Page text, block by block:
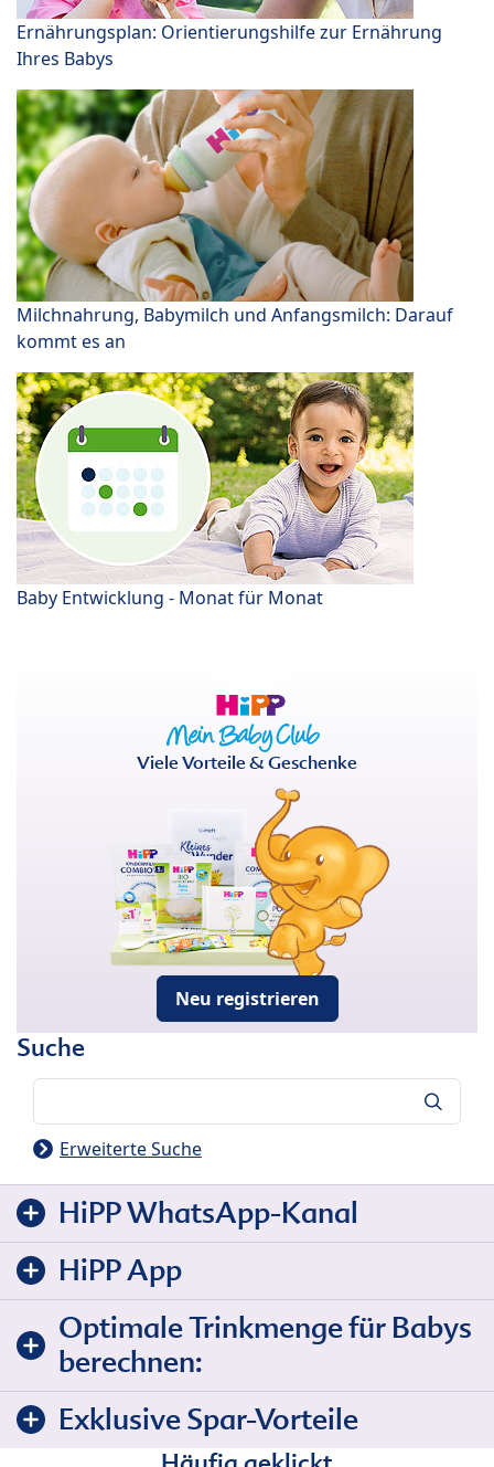
Ernährungsplan: Orientierungshilfe zur Ernährung
Ihres Babys
Milchnahrung, Babymilch und Anfangsmilch: Darauf
kommt es an
Baby Entwicklung - Monat für Monat
Viele Vorteile & Geschenke
Neu registrieren
Suche
Erweiterte Suche
HiPP WhatsApp-Kanal
HiPP App
Optimale Trinkmenge für Babys
berechnen:
Exklusive Spar-Vorteile